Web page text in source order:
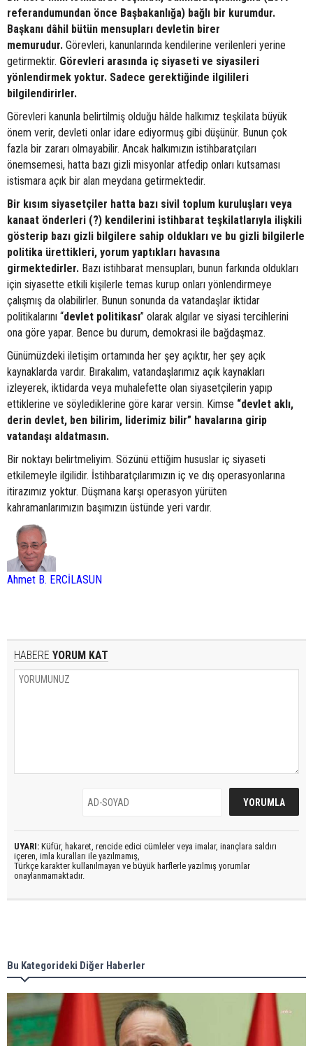
referandumundan önce Başbakanlığa) bağlı bir kurumdur.
Başkanı dâhil bütün mensupları devletin birer
memurudur. Görevleri, kanunlarında kendilerine verilenleri yerine
getirmektir. Görevleri arasında iç siyaseti ve siyasileri
yönlendirmek yoktur. Sadece gerektiğinde ilgilileri
bilgilendirirler.
Görevleri kanunla belirtilmiş olduğu hâlde halkımız teşkilata büyük
önem verir, devleti onlar idare ediyormuş gibi düşünür. Bunun çok
fazla bir zararı olmayabilir. Ancak halkımızın istihbaratçıları
önemsemesi, hatta bazı gizli misyonlar atfedip onları kutsaması
istismara açık bir alan meydana getirmektedir.
Bir kısım siyasetçiler hatta bazı sivil toplum kuruluşları veya
kanaat önderleri (?) kendilerini istihbarat teşkilatlarıyla ilişkili
gösterip bazı gizli bilgilere sahip oldukları ve bu gizli bilgilerle
politika ürettikleri, yorum yaptıkları havasına
girmektedirler. Bazı istihbarat mensupları, bunun farkında oldukları
için siyasette etkili kişilerle temas kurup onları yönlendirmeye
çalışmış da olabilirler. Bunun sonunda da vatandaşlar iktidar
politikalarını “devlet politikası” olarak algılar ve siyasi tercihlerini
ona göre yapar. Bence bu durum, demokrasi ile bağdaşmaz.
Günümüzdeki iletişim ortamında her şey açıktır, her şey açık
kaynaklarda vardır. Bırakalım, vatandaşlarımız açık kaynakları
izleyerek, iktidarda veya muhalefette olan siyasetçilerin yapıp
ettiklerine ve söylediklerine göre karar versin. Kimse “devlet aklı,
derin devlet, ben bilirim, liderimiz bilir” havalarına girip
vatandaşı aldatmasın.
Bir noktayı belirtmeliyim. Sözünü ettiğim hususlar iç siyaseti
etkilemeyle ilgilidir. İstihbaratçılarımızın iç ve dış operasyonlarına
itirazımız yoktur. Düşmana karşı operasyon yürüten
kahramanlarımızın başımızın üstünde yeri vardır.
Ahmet B. ERCİLASUN
HABERE YORUM KAT
UYARI: Küfür, hakaret, rencide edici cümleler veya imalar, inançlara saldırı
içeren, imla kuralları ile yazılmamış,
Türkçe karakter kullanılmayan ve büyük harflerle yazılmış yorumlar
onaylanmamaktadır.
Bu Kategorideki Diğer Haberler